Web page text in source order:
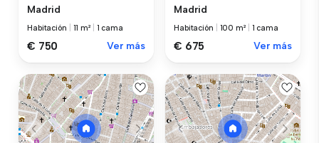
Madrid
Habitación 11 m² 1 cama
€ 750 Ver más
Madrid
Habitación 100 m² 1 cama
€ 675 Ver más